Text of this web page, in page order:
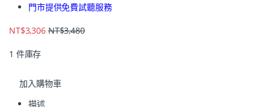
門市提供免費試聽服務
NT$3,306 NT$3,480
1 件庫存
加入購物車
描述